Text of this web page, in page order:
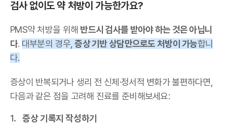
검사 없이도 약 처방이 가능한가요?
PMS약 처방을 위해 반드시 검사를 받아야 하는 것은 아닙니
다. 대부분의 경우,증상 기반 상담만으로도 처방이 가능합니
다.
증상이 반복되거나 생리 전 신체·정서적 변화가 불편하다면,
다음과 같은 점을 고려해 진료를 준비해보세요:
증상 기록지 작성하기